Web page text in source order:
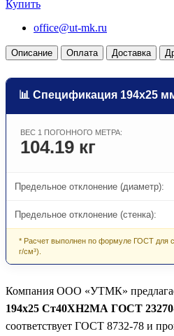
Купить
office@ut-mk.ru
Описание Оплата Доставка
📊 Спецификация 194х25
ВЕС 1 ПОГОННОГО МЕТРА:
104.19 кг
Предельное отклонение (диаметр):
Предельное отклонение (стенка):
* Расчет выполнен по формуле ГОСТ для
г/см³).
Компания ООО «УТМК»
194х25 Ст40ХН2МА ГОСТ
соответствует ГОСТ 8732-78 и